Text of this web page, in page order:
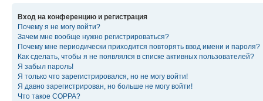
Вход на конференцию и регистрация
Почему я не могу войти?
Зачем мне вообще нужно регистрироваться?
Почему мне периодически приходится повторять ввод имени и пароля?
Как сделать, чтобы я не появлялся в списке активных пользователей?
Я забыл пароль!
Я только что зарегистрировался, но не могу войти!
Я давно зарегистрирован, но больше не могу войти!
Что такое COPPA?